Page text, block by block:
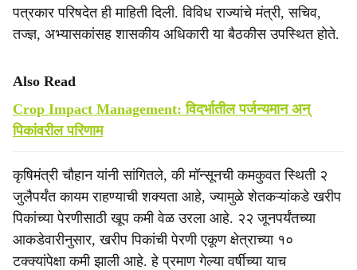
पत्रकार परिषदेत ही माहिती दिली. विविध राज्यांचे मंत्री, सचिव,
तज्ज्ञ, अभ्यासकांसह शासकीय अधिकारी या बैठकीस उपस्थित होते.
Also Read
Crop Impact Management: विदर्भातील पर्जन्यमान अन्
पिकांवरील परिणाम
कृषिमंत्री चौहान यांनी सांगितले, की मॉन्सूनची कमकुवत स्थिती २
जुलैपर्यंत कायम राहण्याची शक्यता आहे, ज्यामुळे शेतकऱ्यांकडे खरीप
पिकांच्या पेरणीसाठी खूप कमी वेळ उरला आहे. २२ जूनपर्यंतच्या
आकडेवारीनुसार, खरीप पिकांची पेरणी एकूण क्षेत्राच्या १०
टक्क्यांपेक्षा कमी झाली आहे. हे प्रमाण गेल्या वर्षीच्या याच